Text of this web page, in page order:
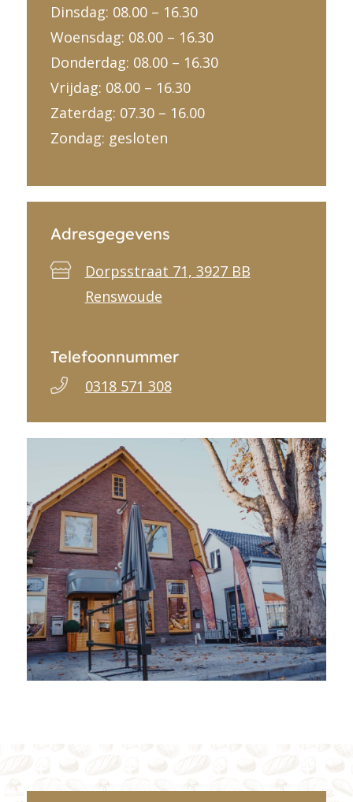
Dinsdag: 08.00 – 16.30
Woensdag: 08.00 – 16.30
Donderdag: 08.00 – 16.30
Vrijdag: 08.00 – 16.30
Zaterdag: 07.30 – 16.00
Zondag: gesloten
Adresgegevens
Dorpsstraat 71, 3927 BB
Renswoude
Telefoonnummer
0318 571 308